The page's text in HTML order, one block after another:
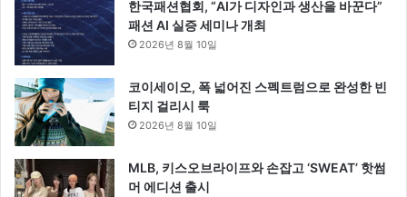
한국패션협회, “AI가 디자인과 생산을 바꾼다”
패션 AI 실증 세미나 개최
2026년 8월 10일
코이세이오, 폭 넓어진 스펙트럼으로 완성한 빈
티지 걸리시 룩
2026년 8월 10일
MLB, 키스오브라이프와 손잡고 ‘SWEAT’ 핫썸
머 에디션 출시